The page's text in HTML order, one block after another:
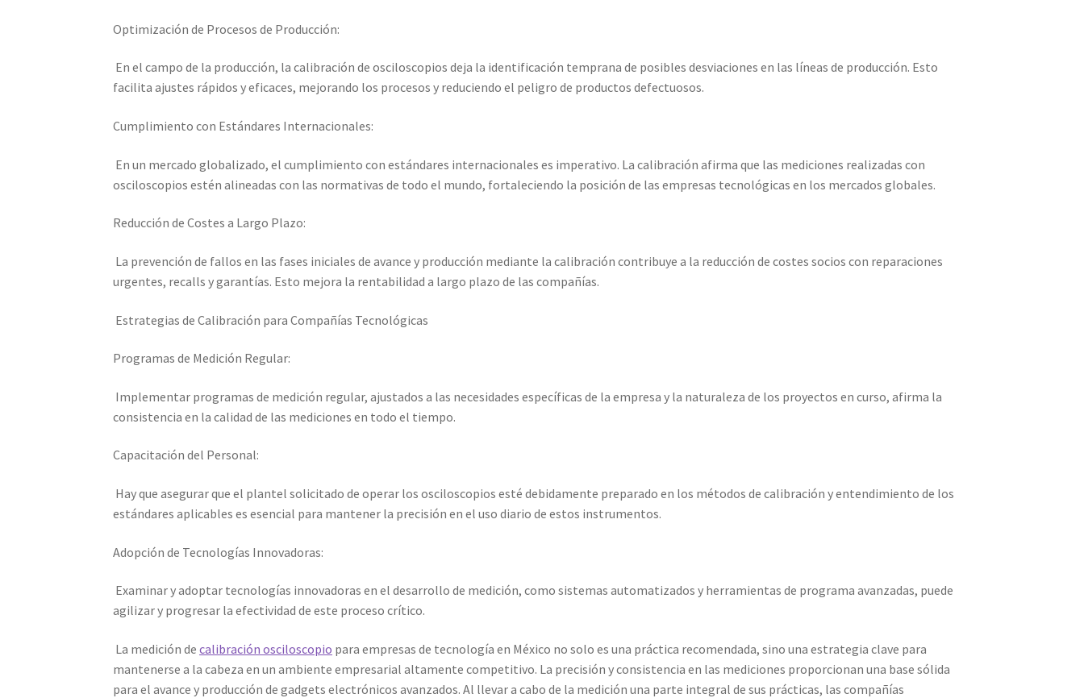
Optimización de Procesos de Producción:
En el campo de la producción, la calibración de osciloscopios deja la identificación temprana de posibles desviaciones en las líneas de producción. Esto
facilita ajustes rápidos y eficaces, mejorando los procesos y reduciendo el peligro de productos defectuosos.
Cumplimiento con Estándares Internacionales:
En un mercado globalizado, el cumplimiento con estándares internacionales es imperativo. La calibración afirma que las mediciones realizadas con
osciloscopios estén alineadas con las normativas de todo el mundo, fortaleciendo la posición de las empresas tecnológicas en los mercados globales.
Reducción de Costes a Largo Plazo:
La prevención de fallos en las fases iniciales de avance y producción mediante la calibración contribuye a la reducción de costes socios con reparaciones
urgentes, recalls y garantías. Esto mejora la rentabilidad a largo plazo de las compañías.
Estrategias de Calibración para Compañías Tecnológicas
Programas de Medición Regular:
Implementar programas de medición regular, ajustados a las necesidades específicas de la empresa y la naturaleza de los proyectos en curso, afirma la
consistencia en la calidad de las mediciones en todo el tiempo.
Capacitación del Personal:
Hay que asegurar que el plantel solicitado de operar los osciloscopios esté debidamente preparado en los métodos de calibración y entendimiento de los
estándares aplicables es esencial para mantener la precisión en el uso diario de estos instrumentos.
Adopción de Tecnologías Innovadoras:
Examinar y adoptar tecnologías innovadoras en el desarrollo de medición, como sistemas automatizados y herramientas de programa avanzadas, puede
agilizar y progresar la efectividad de este proceso crítico.
La medición decalibración osciloscopio para empresas de tecnología en México no solo es una práctica recomendada, sino una estrategia clave para
mantenerse a la cabeza en un ambiente empresarial altamente competitivo. La precisión y consistencia en las mediciones proporcionan una base sólida
para el avance y producción de gadgets electrónicos avanzados. Al llevar a cabo de la medición una parte integral de sus prácticas, las compañías